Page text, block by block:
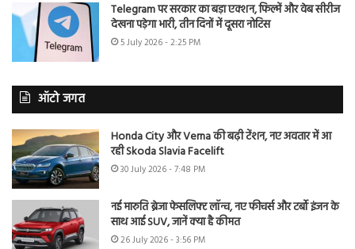
Telegram पर सरकार का बड़ा एक्शन, फिल्में और वेब सीरीज
देखना पड़ेगा भारी, तीन दिनों में दूसरा नोटिस
5 July 2026 - 2:25 PM
ऑटो जगत
Honda City और Verna की बढ़ी टेंशन, नए अवतार में आ
रही Skoda Slavia Facelift
30 July 2026 - 7:48 PM
नई मारुति ब्रेजा फेसलिफ्ट लॉन्च, नए फीचर्स और टर्बो इंजन के
साथ आई SUV, जानें क्या है कीमत
26 July 2026 - 3:56 PM